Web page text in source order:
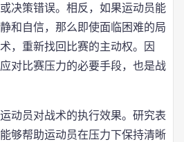
决策错误。相反，如果运动员能
和自信，那么即使面临困难的局
，重新找回比赛的主动权。因
对比赛压力的必要手段，也是战
动员对战术的执行效果。研究表
够帮助运动员在压力下保持清晰